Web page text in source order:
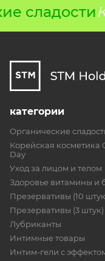
сладости
категории
Органические
Корейская косметика
Day
Уход за лицом и телом
Здоровье витамины и
Презервативы (10
Презервативы (3 штук)
Лубриканты
Интимные товары
Интим-гели с